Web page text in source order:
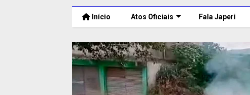
Início Atos Oficiais Fala Japeri